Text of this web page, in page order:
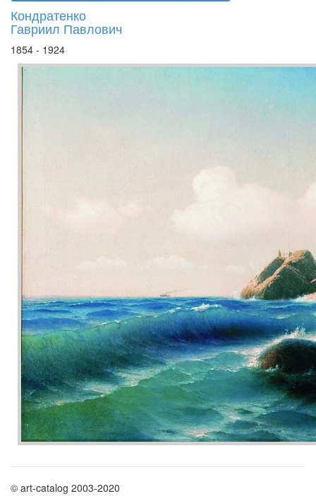
Кондратенко
Гавриил Павлович
1854 - 1924
© art-catalog 2003-2020